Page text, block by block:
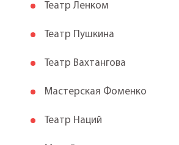
Театр Ленком
Театр Пушкина
Театр Вахтангова
Мастерская Фоменко
Театр Наций